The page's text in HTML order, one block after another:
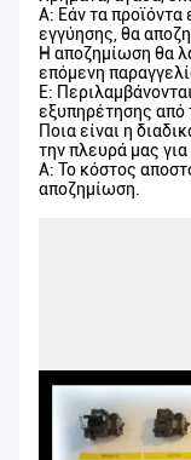
Α: Εάν τα προϊόντα
εγγύησης, θα
Η αποζημίωση θα
επόμενη
Ε:
εξυπηρέτησης από
Ποια είναι η
την πλευρά μας
Α: Το κόστος
αποζημίωση.